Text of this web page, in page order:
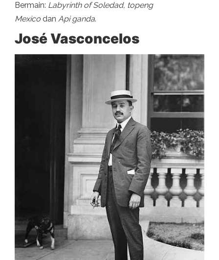
Bermain: Labyrinth of Soledad, topeng
Mexico dan Api ganda.
José Vasconcelos